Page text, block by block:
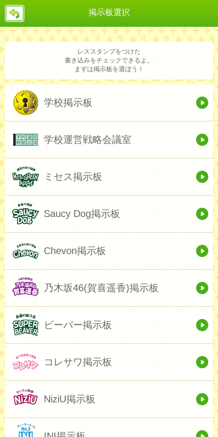
掲示板選択
戻
レススタンプをつけた
書き込みをチェックできるよ。
まずは掲示板を選ぼう！
学校掲示板
学校運営戦略会議室
ミセス掲示板
Saucy Dog掲示板
Chevon掲示板
乃木坂46(賀喜遥香)掲示板
ビーバー掲示板
コレサワ掲示板
NiziU掲示板